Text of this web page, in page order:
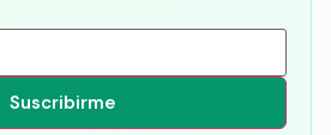
Suscribirme